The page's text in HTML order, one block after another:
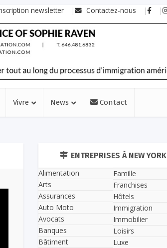
newsletter Contactez-nous
Vivre News Contact
ENTREPRISES À NEW YORK
Alimentation
Arts
Assurances
Auto Moto
Avocats
Banques
Bâtiment
Famille
Franchises
Hôtels
Immigration
Immobilier
Loisirs
Luxe